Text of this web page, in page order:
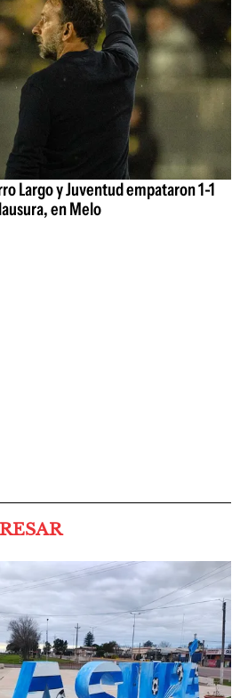
Largo y Juventud empataron 1-1
en Melo